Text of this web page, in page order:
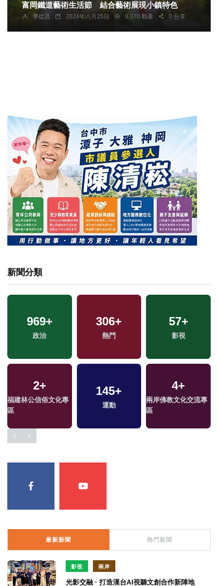
富岡鐵道藝術生活節 結合藝術展現小鎮特色
季從茂 2024年八月25日 6,370 觀看 0 分享
新聞分類
969+
政治
306+
熱門
57+
影視
2+
福建林公信俗文化專
區
145+
運動
4+
兩岸佛教文化交流專
區
最新新聞 熱門新聞
影視 兩岸
光影交融 · 打造漢台AI視聽文創合作新陣地